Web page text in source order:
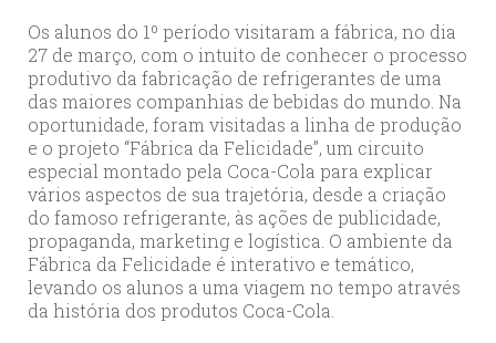
Os alunos do 1º período visitaram a fábrica, no dia
27 de março, com o intuito de conhecer o processo
produtivo da fabricação de refrigerantes de uma
das maiores companhias de bebidas do mundo. Na
oportunidade, foram visitadas a linha de produção
e o projeto “Fábrica da Felicidade”, um circuito
especial montado pela Coca-Cola para explicar
vários aspectos de sua trajetória, desde a criação
do famoso refrigerante, às ações de publicidade,
propaganda, marketing e logística. O ambiente da
Fábrica da Felicidade é interativo e temático,
levando os alunos a uma viagem no tempo através
da história dos produtos Coca-Cola.